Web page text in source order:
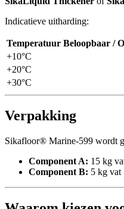
Indicatieve uitharding:
Temperatuur Beloopbaar /
+10°C
+20°C
+30°C
Verpakking
Sikafloor® Marine-599 wordt
Component A: 15 kg
Component B: 5 kg vat